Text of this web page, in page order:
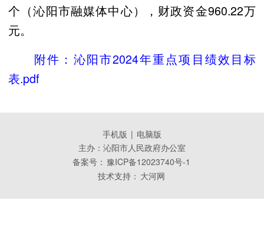
个（沁阳市融媒体中心），财政资金960.22万
元。
附件： 沁阳市2024年重点项目绩效目标
表.pdf
手机版 | 电脑版
主办：沁阳市人民政府办公室
备案号： 豫ICP备12023740号-1
技术支持： 大河网